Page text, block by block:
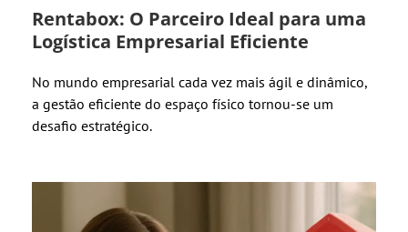
Rentabox: O Parceiro Ideal para uma
Logística Empresarial Eficiente
No mundo empresarial cada vez mais ágil e dinâmico,
a gestão eficiente do espaço físico tornou-se um
desafio estratégico.